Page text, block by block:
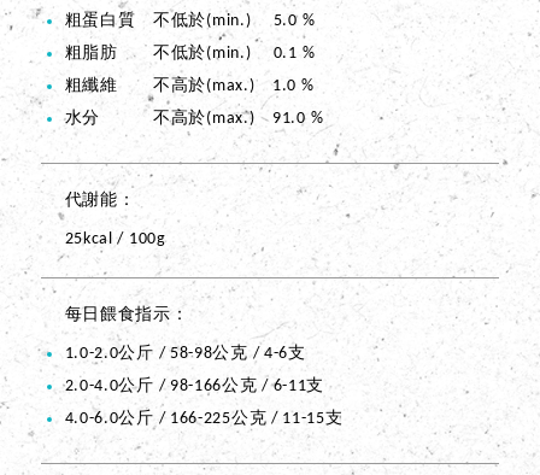
粗蛋白質 不低於(min.) 5.0 %
粗脂肪 不低於(min.) 0.1 %
粗纖維 不高於(max.) 1.0 %
水分 不高於(max.) 91.0 %
代謝能
25kcal / 100g
每日餵食指示
1.0-2.0公斤 / 58-98公克 / 4-6支
2.0-4.0公斤 / 98-166公克 / 6-11支
4.0-6.0公斤 / 166-225公克 / 11-15支